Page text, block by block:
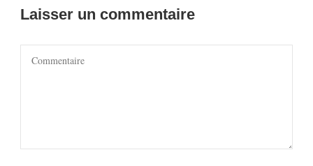
Laisser un commentaire